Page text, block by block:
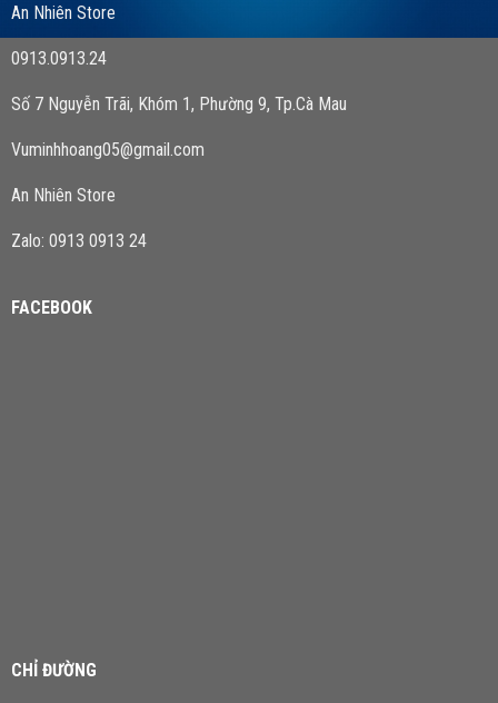
An Nhiên Store
0913.0913.24
Số 7 Nguyễn Trãi, Khóm 1, Phường 9, Tp.Cà Mau
Vuminhhoang05@gmail.com
An Nhiên Store
Zalo: 0913 0913 24
FACEBOOK
CHỈ ĐƯỜNG